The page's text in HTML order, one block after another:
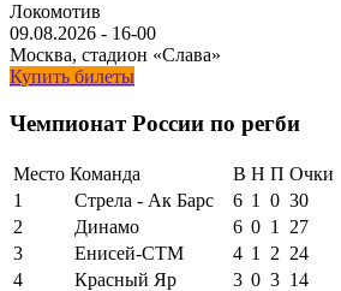
Локомотив
09.08.2026 - 16-00
Москва, стадион «Слава»
Купить билеты
Чемпионат России по регби
Место Команда В Н П Очки
1
Стрела - Ак Барс 6 1 0 30
2
Динамо 6 0 1
27
3
Енисей-СТМ 4 1 2 24
4
Красный Яр 3 0 3 14